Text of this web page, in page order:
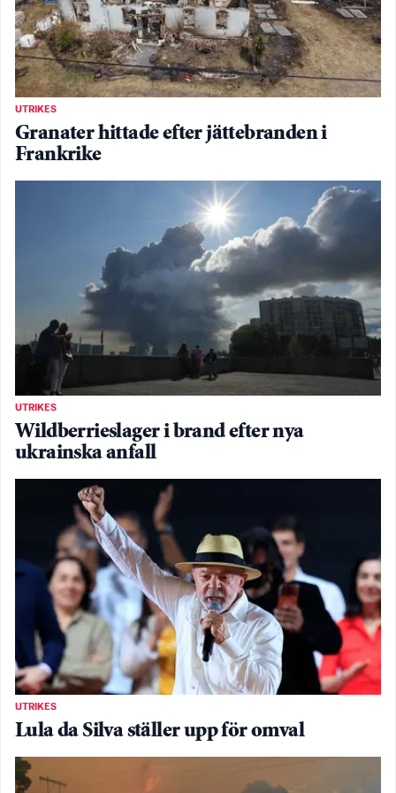
UTRIKES
Granater hittade efter jättebranden i
Frankrike
UTRIKES
Wildberrieslager i brand efter nya
ukrainska anfall
UTRIKES
Lula da Silva ställer upp för omval